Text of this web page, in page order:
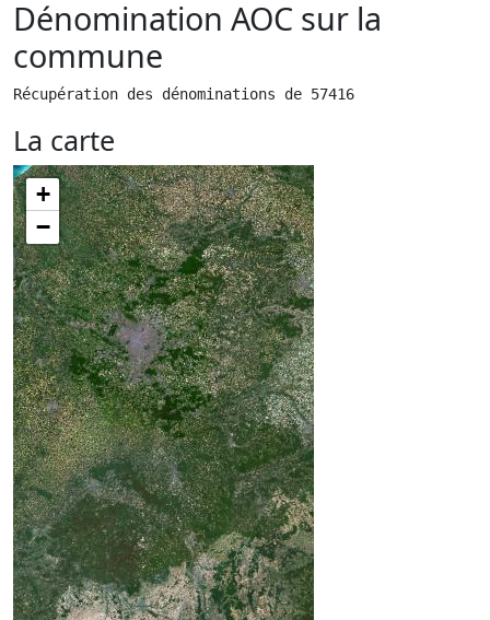
Dénomination AOC sur la
commune
Récupération des dénominations de 57416
La carte
+
−